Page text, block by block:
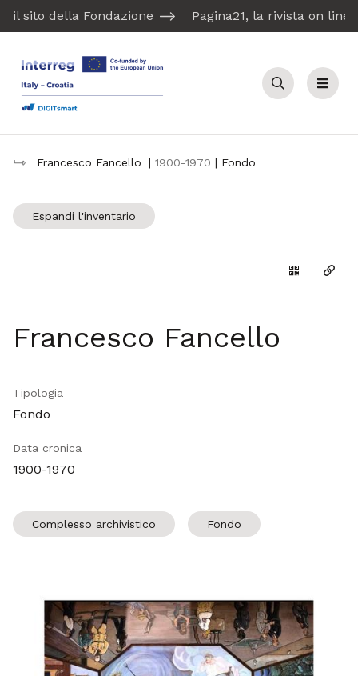
il sito della Fondazione Pagina21, la rivista on line
Cerca Menu
Francesco Fancello | 1900-1970 | Fondo
Espandi l'inventario
Genera il
Francesco Fancello
Tipologia
Fondo
Data cronica
1900-1970
Complesso archivistico Fondo